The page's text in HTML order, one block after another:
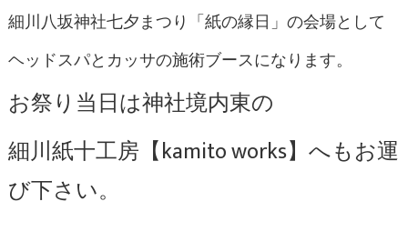
細川八坂神社七夕まつり「紙の縁日」の会場として
ヘッドスパとカッサの施術ブースになります。
お祭り当日は神社境内東の
細川紙十工房【kamito works】へもお運
び下さい。